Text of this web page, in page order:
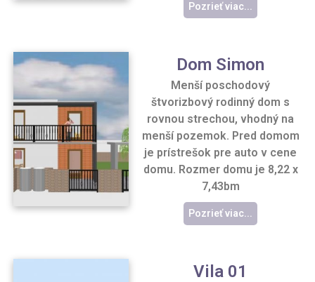
Pozrieť viac...
Dom Simon
Menší poschodový
štvorizbový rodinný dom s
rovnou strechou, vhodný na
menší pozemok. Pred domom
je prístrešok pre auto v cene
domu. Rozmer domu je 8,22 x
7,43bm
Pozrieť viac...
Vila 01